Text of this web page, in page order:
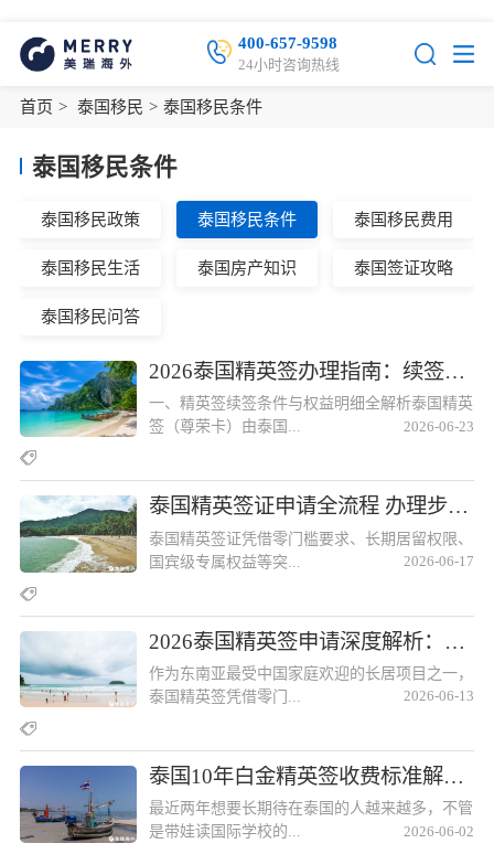
400-657-9598
24小时咨询热线
首页 > 泰国移民 > 泰国移民条件
泰国移民条件
泰国移民政策 泰国移民条件 泰国移民费用
泰国移民生活 泰国房产知识 泰国签证攻略
泰国移民问答
2026泰国精英签办理指南：续签条件、权益明细与材料准备2026泰国精英签办理指南：续签条件、权益明细与材料准备
一、精英签续签条件与权益明细全解析泰国精英
签（尊荣卡）由泰国...
2026-06-23
泰国精英签证申请全流程 办理步骤及材料清单汇总泰国精英签证申请全流程 办理步骤及材料清单汇总
泰国精英签证凭借零门槛要求、长期居留权限、
国宾级专属权益等突...
2026-06-17
2026泰国精英签申请深度解析：费用明细、获批技巧与福利说明2026泰国精英签申请深度解析：费用明细、获批技巧与福利说明
作为东南亚最受中国家庭欢迎的长居项目之一，
泰国精英签凭借零门...
2026-06-13
泰国10年白金精英签收费标准解析，费用透明更无隐形消费泰国10年白金精英签收费标准解析，费用透明更无隐形消费
最近两年想要长期待在泰国的人越来越多，不管
是带娃读国际学校的...
2026-06-02